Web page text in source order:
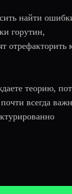
найти
горутин,
отрефакторить
теорию,
всегда